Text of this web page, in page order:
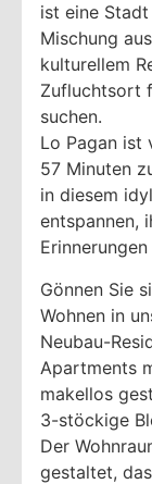
ist eine
Mischung
kulturellem
Zufluchtsort
suchen.
Lo Pagan ist
57 Minuten
in diesem
entspannen,
Gönnen Sie
Wohnen in
Neubau-
Apartments
makellos
3-stöckige
Der
gestaltet,